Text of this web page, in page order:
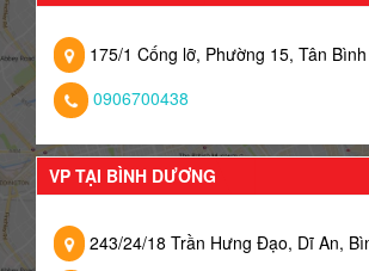
175/1 Cống lỡ, Phường 15, Tân Bình
0906700438
VP TẠI BÌNH DƯƠNG
243/24/18 Trần Hưng Đạo, Dĩ An,